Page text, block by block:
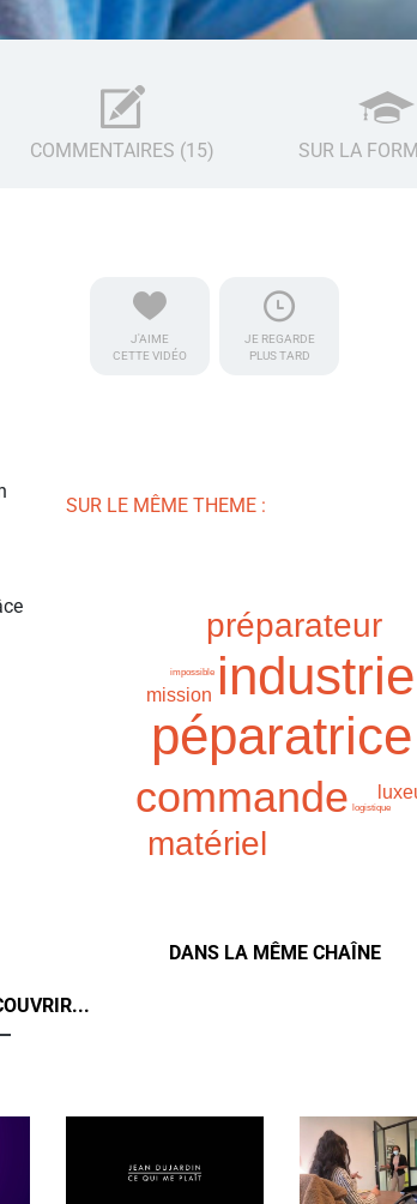
COMMENTAIRES (15) SUR LA
J'AIME
CETTE VIDÉO
JE REGARDE
PLUS TARD
SUR LE MÊME THEME :
péparatrice
industrie
commande
préparateur
matériel
mission
impossible
logistique
DANS LA MÊME CHAÎNE